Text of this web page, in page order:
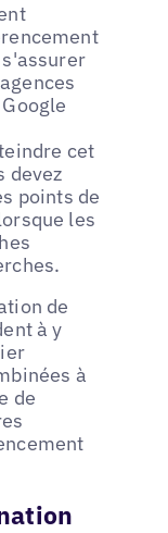
cet
devez
points de
les
de
à y
à
de